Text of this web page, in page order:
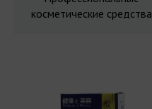
косметические средства